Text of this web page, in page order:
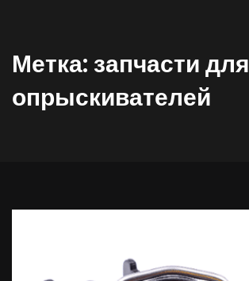
Метка: запчасти для
опрыскивателей